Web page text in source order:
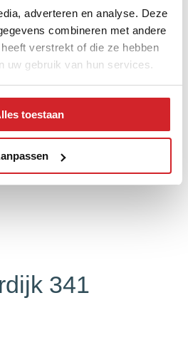
adverteren en analyse. Deze
combineren met andere
verstrekt of die ze hebben
uw gebruik van hun services.
toestaan
342
341